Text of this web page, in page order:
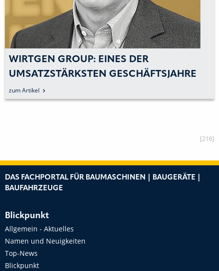
WIRTGEN GROUP: EINES DER
UMSATZSTÄRKSTEN GESCHÄFTSJAHRE
zum Artikel
[216]
DAS FACHPORTAL FÜR BAUMASCHINEN | BAUGERÄTE |
BAUFAHRZEUGE
Blickpunkt
Allgemein - Aktuelles
Namen und Neuigkeiten
Top-News
Blickpunkt